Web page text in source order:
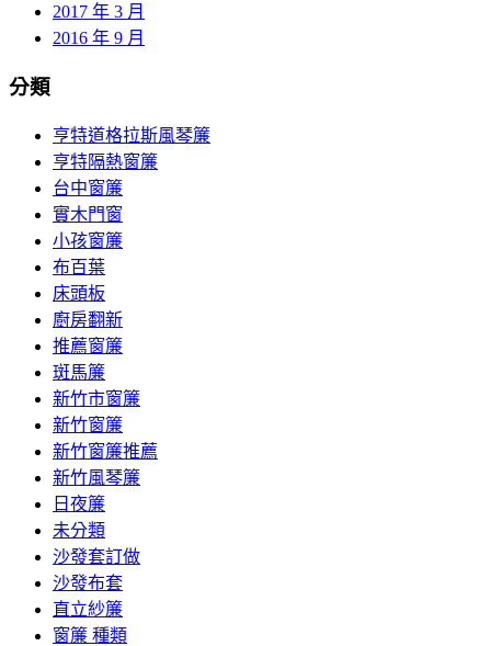
2017 年 3 月
2016 年 9 月
分類
亨特道格拉斯風琴簾
亨特隔熱窗簾
台中窗簾
實木門窗
小孩窗簾
布百葉
床頭板
廚房翻新
推薦窗簾
斑馬簾
新竹市窗簾
新竹窗簾
新竹窗簾推薦
新竹風琴簾
日夜簾
未分類
沙發套訂做
沙發布套
直立紗簾
窗簾 種類